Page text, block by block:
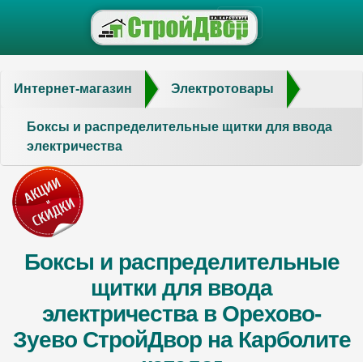
Интернет-магазин Электротовары
Боксы и распределительные щитки для ввода
электричества
Боксы и распределительные
щитки для ввода
электричества в Орехово-
Зуево СтройДвор на Карболите